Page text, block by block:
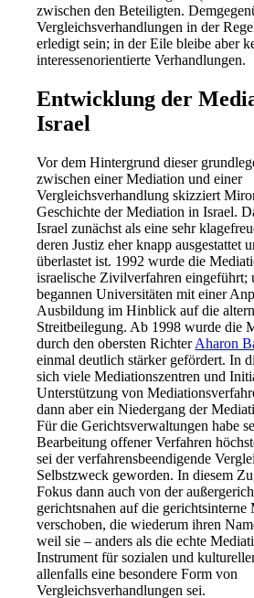
zwischen den Beteiligten.
Vergleichsverhandlungen in der
erledigt sein; in der Eile bleibe aber
interessenorientierte Verhandlungen.
Entwicklung der
Israel
Vor dem Hintergrund dieser
zwischen einer Mediation und einer
Vergleichsverhandlung skizziert
Geschichte der Mediation in Israel.
Israel zunächst als eine sehr
deren Justiz eher knapp ausgestattet
überlastet ist. 1992 wurde die
israelische Zivilverfahren eingeführt;
begannen Universitäten mit einer
Ausbildung im Hinblick auf die
Streitbeilegung. Ab 1998 wurde die
durch den obersten RichterAharon
einmal deutlich stärker gefördert. In
sich viele Mediationszentren und
Unterstützung von
dann aber ein Niedergang der
Für die Gerichtsverwaltungen habe
Bearbeitung offener Verfahren
sei der verfahrensbeendigende
Selbstzweck geworden. In diesem
Fokus dann auch von der
gerichtsnahen auf die gerichtsinterne
verschoben, die wiederum ihren
weil sie – anders als die echte
Instrument für sozialen und
allenfalls eine besondere Form von
Vergleichsverhandlungen sei.